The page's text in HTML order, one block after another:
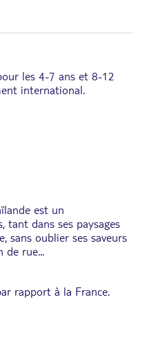
les 4-7 ans et 8-12
international.
est un
tant dans ses paysages
sans oublier ses saveurs
de rue...
rapport à la France.